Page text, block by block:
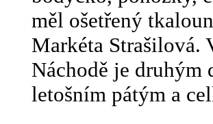
měl ošetřený
Markéta Strašilová.
Náchodě je druhým
letošním pátým a